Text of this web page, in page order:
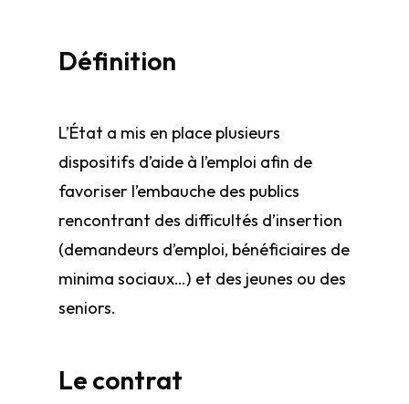
Définition
L’État a mis en place plusieurs
dispositifs d’aide à l’emploi afin de
favoriser l’embauche des publics
rencontrant des difficultés d’insertion
(demandeurs d’emploi, bénéficiaires de
minima sociaux…) et des jeunes ou des
seniors.
Le contrat